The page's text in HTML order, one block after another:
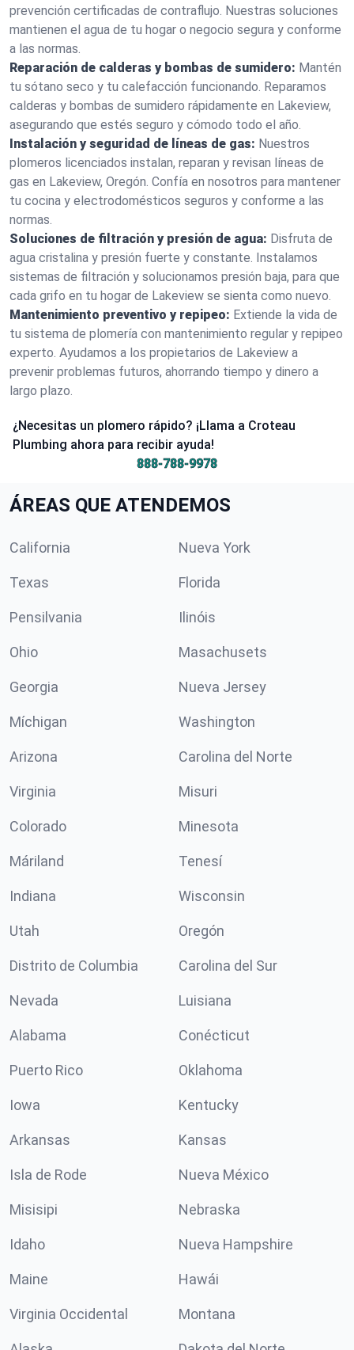
prevención certificadas de contraflujo. Nuestras soluciones
mantienen el agua de tu hogar o negocio segura y conforme
a las normas.
Reparación de calderas y bombas de sumidero: Mantén
tu sótano seco y tu calefacción funcionando. Reparamos
calderas y bombas de sumidero rápidamente en Lakeview,
asegurando que estés seguro y cómodo todo el año.
Instalación y seguridad de líneas de gas: Nuestros
plomeros licenciados instalan, reparan y revisan líneas de
gas en Lakeview, Oregón. Confía en nosotros para mantener
tu cocina y electrodomésticos seguros y conforme a las
normas.
Soluciones de filtración y presión de agua: Disfruta de
agua cristalina y presión fuerte y constante. Instalamos
sistemas de filtración y solucionamos presión baja, para que
cada grifo en tu hogar de Lakeview se sienta como nuevo.
Mantenimiento preventivo y repipeo: Extiende la vida de
tu sistema de plomería con mantenimiento regular y repipeo
experto. Ayudamos a los propietarios de Lakeview a
prevenir problemas futuros, ahorrando tiempo y dinero a
largo plazo.
¿Necesitas un plomero rápido? ¡Llama a Croteau
Plumbing ahora para recibir ayuda!
888-788-9978
ÁREAS QUE ATENDEMOS
California Nueva York
Texas Florida
Pensilvania Ilinóis
Ohio Masachusets
Georgia Nueva Jersey
Míchigan Washington
Arizona Carolina del Norte
Virginia Misuri
Colorado Minesota
Máriland Tenesí
Indiana Wisconsin
Utah Oregón
Distrito de Columbia Carolina del Sur
Nevada Luisiana
Alabama Conécticut
Puerto Rico Oklahoma
Iowa Kentucky
Arkansas Kansas
Isla de Rode Nueva México
Misisipi Nebraska
Idaho Nueva Hampshire
Maine Hawái
Virginia Occidental Montana